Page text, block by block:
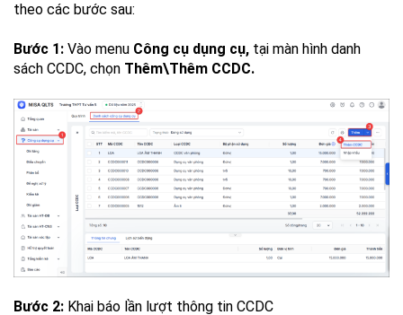
theo các bước sau:
Bước 1: Vào menu Công cụ dụng cụ, tại màn hình danh
sách CCDC, chọn Thêm\Thêm CCDC.
Bước 2: Khai báo lần lượt thông tin CCDC